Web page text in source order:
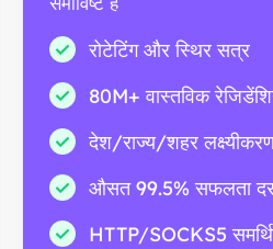
रोटेटिंग और स्थिर सत्र
80M+ वास्तविक
देश/राज्य/शहर
औसत 99.5% सफलता
HTTP/SOCKS5